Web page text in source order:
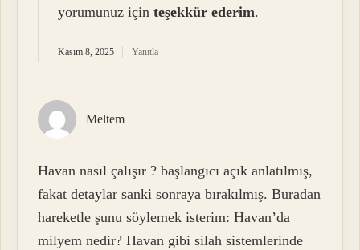
yorumunuz içinteşekkür ederim.
Kasım 8, 2025 Yanıtla
Meltem
Havan nasıl çalışır ? başlangıcı açık anlatılmış,
fakat detaylar sanki sonraya bırakılmış. Buradan
hareketle şunu söylemek isterim: Havan’da
milyem nedir? Havan gibi silah sistemlerinde